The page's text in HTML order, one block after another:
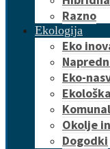
Razno
Ekologija
Eko
Eko-
Okolje
Dogodki